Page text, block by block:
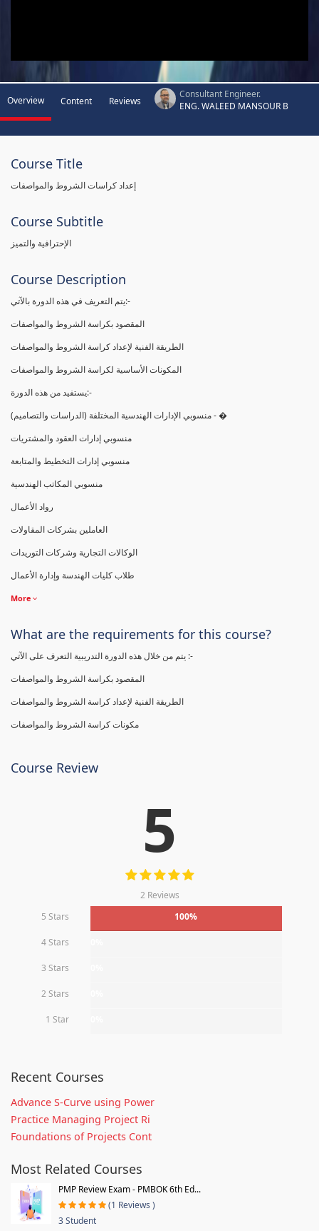
Overview Content Reviews
Consultant Engineer.
ENG. WALEED MANSOUR B
Course Title
إعداد كراسات الشروط والمواصفات
Course Subtitle
الإحترافية والتميز
Course Description
يتم التعريف في هذه الدورة بالآتي:-
المقصود بكراسة الشروط والمواصفات
الطريقة الفنية لإعداد كراسة الشروط والمواصفات
المكونات الأساسية لكراسة الشروط والمواصفات
يستفيد من هذه الدورة:-
(منسوبي الإدارات الهندسية المختلفة (الدراسات والتصاميم - �
منسوبي إدارات العقود والمشتريات
منسوبي إدارات التخطيط والمتابعة
منسوبي المكاتب الهندسية
رواد الأعمال
العاملين بشركات المقاولات
الوكالات التجارية وشركات التوريدات
طلاب كليات الهندسة وإدارة الأعمال
More
What are the requirements for this course?
يتم من خلال هذه الدورة التدريبية التعرف على الآتي :-
المقصود بكراسة الشروط والمواصفات
الطريقة الفنية لإعداد كراسة الشروط والمواصفات
مكونات كراسة الشروط والمواصفات
Course Review
5
2 Reviews
5 Stars
100%
4 Stars
3 Stars
2 Stars
1 Star
Recent Courses
Advance S-Curve using Power
Practice Managing Project Ri
Foundations of Projects Cont
Most Related Courses
PMP Review Exam - PMBOK 6th Ed...
(1 Reviews )
3 Student